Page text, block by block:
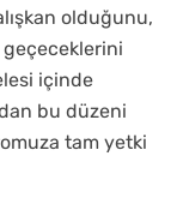
olduğunu,
içinde
bu düzeni
tam yetki